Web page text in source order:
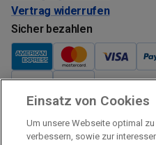
Vertrag widerrufen
Sicher bezahlen
Verkauf und Versand
Kostenloser Versand:
Einsatz von Cookies
Um unsere Webseite optimal
verbessern, sowie zur